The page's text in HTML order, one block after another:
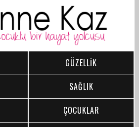
GÜZELLİK
SAĞLIK
ÇOCUKLAR